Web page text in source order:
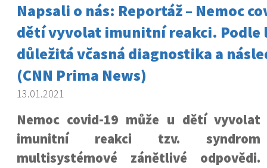
Napsali o nás: Reportáž – Nemoc
dětí vyvolat imunitní reakci. Podle
důležitá včasná diagnostika a
(CNN Prima News)
13.01.2021
Nemoc covid-19 může u dětí vyvolat
imunitní reakci tzv. syndrom
multisystémové zánětlivé odpovědi.